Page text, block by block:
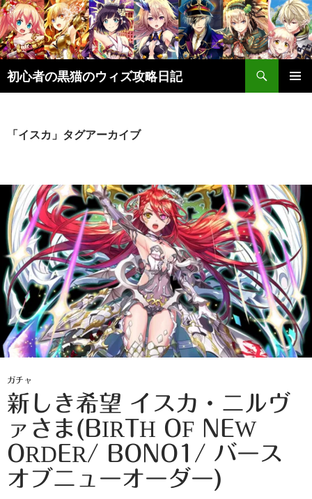
初心者の黒猫のウィズ攻略日記
検
索
ン
キ
ッ
プ
「イスカ」タグアーカイブ
ガチャ
新しき希望 イスカ・ニルヴ
ァさま(BIRTH OF NEW
ORDER/ BONO1/ バース
オブニューオーダー)